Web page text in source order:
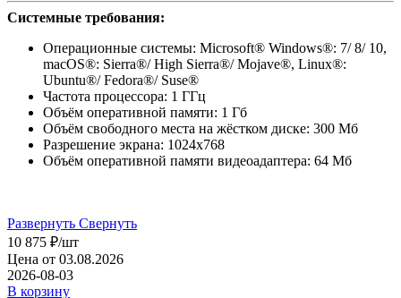
Системные требования:
Операционные системы: Microsoft® Windows®: 7/ 8/ 10,
macOS®: Sierra®/ High Sierra®/ Mojave®, Linux®:
Ubuntu®/ Fedora®/ Suse®
Частота процессора: 1 ГГц
Объём оперативной памяти: 1 Гб
Объём свободного места на жёстком диске: 300 Мб
Разрешение экрана: 1024х768
Объём оперативной памяти видеоадаптера: 64 Мб
Развернуть Свернуть
10 875 ₽/шт
Цена от 03.08.2026
2026-08-03
В корзину